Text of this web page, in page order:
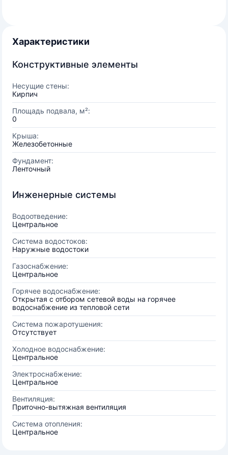
Характеристики
Конструктивные элементы
Несущие стены:
Кирпич
Площадь подвала, м²:
0
Крыша:
Железобетонные
Фундамент:
Ленточный
Инженерные системы
Водоотведение:
Центральное
Система водостоков:
Наружные водостоки
Газоснабжение:
Центральное
Горячее водоснабжение:
Открытая с отбором сетевой воды на горячее
водоснабжение из тепловой сети
Система пожаротушения:
Отсутствует
Холодное водоснабжение:
Центральное
Электроснабжение:
Центральное
Вентиляция:
Приточно-вытяжная вентиляция
Система отопления:
Центральное